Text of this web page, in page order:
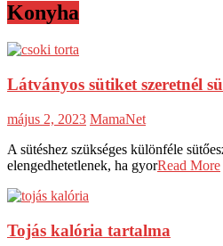
Konyha
Látványos sütiket szeretnél
május 2, 2023 MamaNet
A sütéshez szükséges különféle
elengedhetetlenek, ha gyorRead More
Tojás kalória tartalma